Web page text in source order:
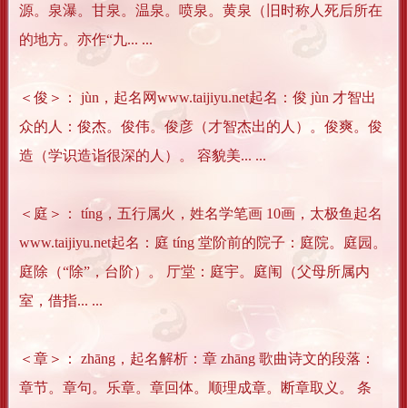
源。泉瀑。甘泉。温泉。喷泉。黄泉（旧时称人死后所在
的地方。亦作“九... ...
＜俊＞： jùn，起名网www.taijiyu.net起名：俊 jùn 才智出
众的人：俊杰。俊伟。俊彦（才智杰出的人）。俊爽。俊
造（学识造诣很深的人）。 容貌美... ...
＜庭＞： tíng，五行属火，姓名学笔画 10画，太极鱼起名
www.taijiyu.net起名：庭 tíng 堂阶前的院子：庭院。庭园。
庭除（“除”，台阶）。 厅堂：庭宇。庭闱（父母所属内
室，借指... ...
＜章＞： zhāng，起名解析：章 zhāng 歌曲诗文的段落：
章节。章句。乐章。章回体。顺理成章。断章取义。 条